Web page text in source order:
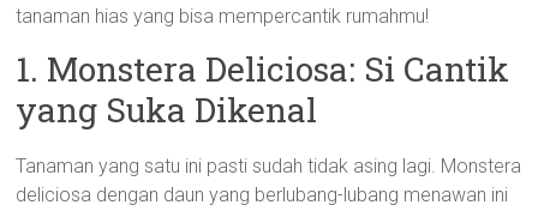
tanaman hias yang bisa mempercantik rumahmu!
1. Monstera Deliciosa: Si Cantik
yang Suka Dikenal
Tanaman yang satu ini pasti sudah tidak asing lagi. Monstera
deliciosa dengan daun yang berlubang-lubang menawan ini